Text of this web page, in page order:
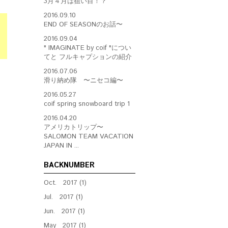
2016.09.10
END OF SEASONのお話〜
2016.09.04
" IMAGINATE by coif "につい
てと フルキャプションの紹介
2016.07.06
滑り納め隊 〜ニセコ編〜
2016.05.27
coif spring snowboard trip 1
2016.04.20
アメリカトリップ〜
SALOMON TEAM VACATION
JAPAN IN ...
BACKNUMBER
Oct. 2017 (1)
Jul. 2017 (1)
Jun. 2017 (1)
May 2017 (1)